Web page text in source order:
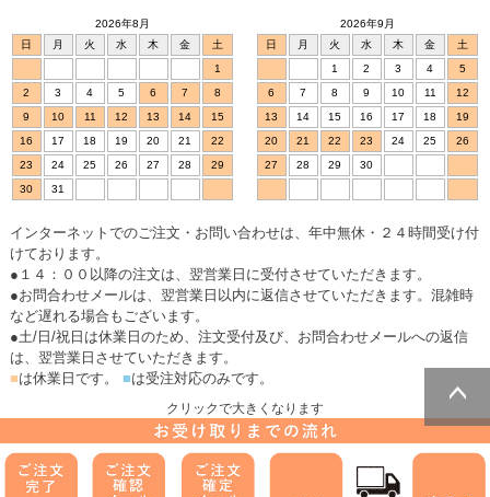
ページトッ
プへ
2026年8月
日
月 火 水 木 金
土
1
2
3 4 5 6 7
8
9
10 11 12 13 14
15
16
17 18 19 20 21
22
23
24 25 26 27 28
29
30
31
2026年9月
日
月 火 水 木 金
土
1
2 3 4
5
6
7 8 9 10 11
12
13
14 15 16 17 18
19
20
21 22 23 24 25
26
27
28 29 30
インターネットでのご注文・お問い合わせは、年中無休・２４時間受け付
けております。
●１４：００以降の注文は、翌営業日に受付させていただきます。
●お問合わせメールは、翌営業日以内に返信させていただきます。混雑時
など遅れる場合もございます。
●土/日/祝日は休業日のため、注文受付及び、お問合わせメールへの返信
は、翌営業日させていただきます。
■は休業日です。 ■は受注対応のみです。
クリックで大きくなります